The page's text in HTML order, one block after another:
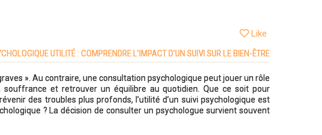
Like
UTILITÉ : COMPRENDRE L’IMPACT D’UN SUIVI SUR LE BIEN-ÊTRE
». Au contraire, une consultation psychologique peut jouer un rôle
et retrouver un équilibre au quotidien. Que ce soit pour
des troubles plus profonds, l’utilité d’un suivi psychologique est
? La décision de consulter un psychologue survient souvent